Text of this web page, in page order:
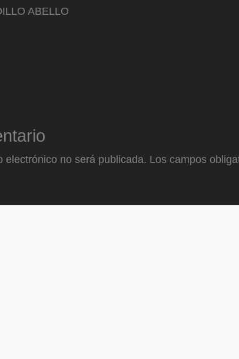
ABELLO
electrónico no será publicada. Los campos